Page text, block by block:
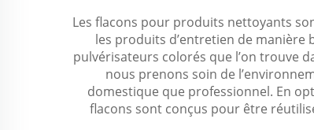
Les flacons pour produits nettoyants
les produits d’entretien de manière
pulvérisateurs colorés que l’on trouve
nous prenons soin de
domestique que professionnel. En
flacons sont conçus pour être